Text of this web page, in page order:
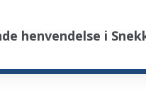
henvendelse i